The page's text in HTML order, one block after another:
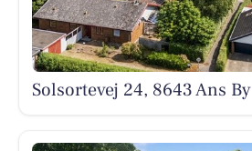
Solsortevej 24, 8643 Ans By